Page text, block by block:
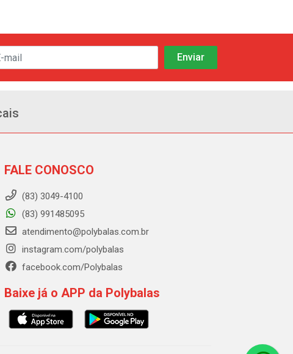
FALE CONOSCO
(83) 3049-4100
(83) 991485095
atendimento@polybalas.com.br
instagram.com/polybalas
facebook.com/Polybalas
Baixe já o APP da Polybalas